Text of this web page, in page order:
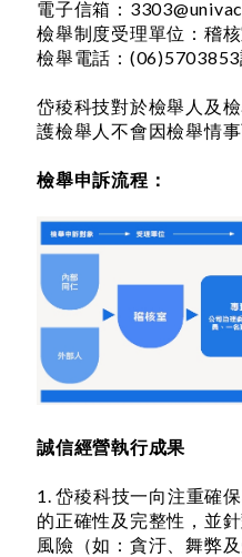
電子信箱：
檢舉制度受理單位： 稽
檢舉電話：
岱稜科技對於檢舉人及
護檢舉人不會因檢舉情
檢舉申訴流程：
誠信經營執行成果
1. 岱稜科技一向注重確
的正確性及完整性，並
風險（如：貪汙、舞弊